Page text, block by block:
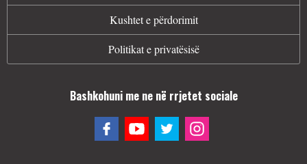
Kushtet e përdorimit
Politikat e privatësisë
Bashkohuni me ne në rrjetet sociale